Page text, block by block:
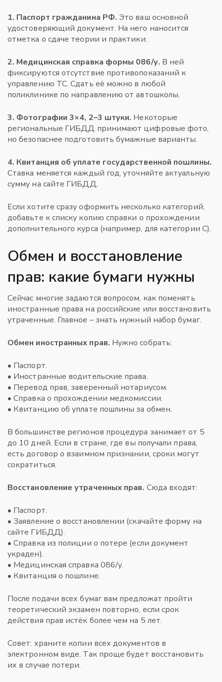
1. Паспорт гражданина РФ. Это ваш основной
удостоверяющий документ. На него наносится
отметка о сдаче теории и практики.
2. Медицинская справка формы 086/у. В ней
фиксируются отсутствие противопоказаний к
управлению ТС. Сдать её можно в любой
поликлинике по направлению от автошколы.
3. Фотографии 3×4, 2–3 штуки. Некоторые
региональные ГИБДД принимают цифровые фото,
но безопаснее подготовить бумажные варианты.
4. Квитанция об уплате государственной пошлины.
Ставка меняется каждый год, уточняйте актуальную
сумму на сайте ГИБДД.
Если хотите сразу оформить несколько категорий,
добавьте к списку копию справки о прохождении
дополнительного курса (например, для категории С).
Обмен и восстановление
прав: какие бумаги нужны
Сейчас многие задаются вопросом, как поменять
иностранные права на российские или восстановить
утраченные. Главное – знать нужный набор бумаг.
Обмен иностранных прав. Нужно собрать:
• Паспорт.
• Иностранные водительские права.
• Перевод прав, заверенный нотариусом.
• Справка о прохождении медкомиссии.
• Квитанцию об уплате пошлины за обмен.
В большинстве регионов процедура занимает от 5
до 10 дней. Если в стране, где вы получали права,
есть договор о взаимном признании, сроки могут
сократиться.
Восстановление утраченных прав. Сюда входят:
• Паспорт.
• Заявление о восстановлении (скачайте форму на
сайте ГИБДД).
• Справка из полиции о потере (если документ
украден).
• Медицинская справка 086/у.
• Квитанция о пошлине.
После подачи всех бумаг вам предложат пройти
теоретический экзамен повторно, если срок
действия прав истёк более чем на 5 лет.
Совет: храните копии всех документов в
электронном виде. Так проще будет восстановить
их в случае потери.